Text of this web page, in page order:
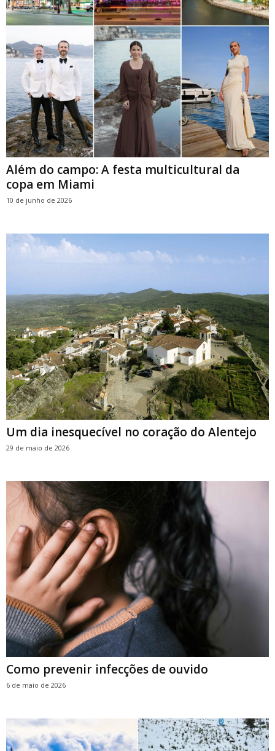
Além do campo: A festa multicultural da
copa em Miami
10 de junho de 2026
Um dia inesquecível no coração do Alentejo
29 de maio de 2026
Como prevenir infecções de ouvido
6 de maio de 2026